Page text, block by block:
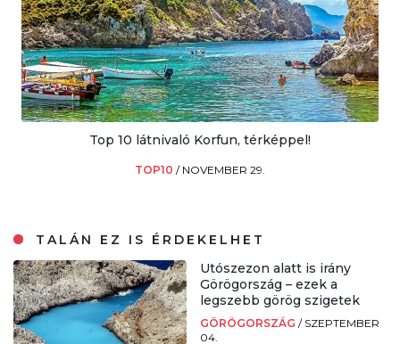
Top 10 látnivaló Korfun, térképpel!
TOP10 / NOVEMBER 29.
TALÁN EZ IS ÉRDEKELHET
Utószezon alatt is irány
Görögország – ezek a
legszebb görög szigetek
GÖRÖGORSZÁG / SZEPTEMBER
04.